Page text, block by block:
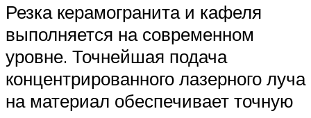
Резка керамогранита и кафеля
выполняется на современном
уровне. Точнейшая подача
концентрированного лазерного луча
на материал обеспечивает точную